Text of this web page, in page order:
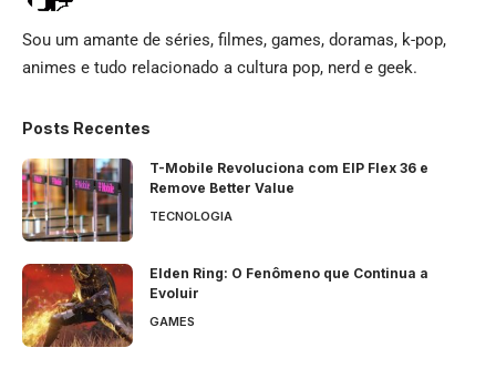
Sou um amante de séries, filmes, games, doramas, k-pop,
animes e tudo relacionado a cultura pop, nerd e geek.
Posts Recentes
T-Mobile Revoluciona com EIP Flex 36 e
Remove Better Value
TECNOLOGIA
Elden Ring: O Fenômeno que Continua a
Evoluir
GAMES